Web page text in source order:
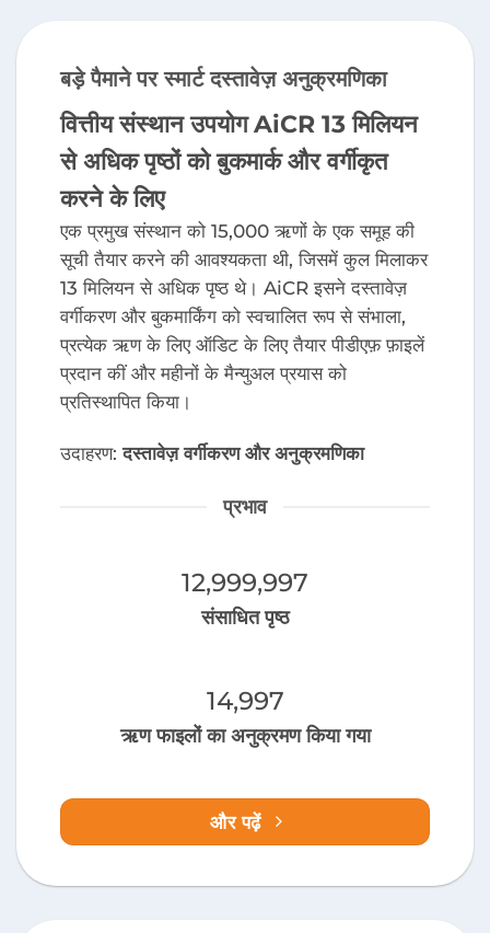
बड़े पैमाने पर स्मार्ट दस्तावेज़ अनुक्रमणिका
वित्तीय संस्थान उपयोग AiCR 13 मिलियन
से अधिक पृष्ठों को बुकमार्क और वर्गीकृत
करने के लिए
एक प्रमुख संस्थान को 15,000 ऋणों के एक समूह की
सूची तैयार करने की आवश्यकता थी, जिसमें कुल मिलाकर
13 मिलियन से अधिक पृष्ठ थे। AiCR इसने दस्तावेज़
वर्गीकरण और बुकमार्किंग को स्वचालित रूप से संभाला,
प्रत्येक ऋण के लिए ऑडिट के लिए तैयार पीडीएफ़ फ़ाइलें
प्रदान कीं और महीनों के मैन्युअल प्रयास को
प्रतिस्थापित किया।
उदाहरण:दस्तावेज़ वर्गीकरण और अनुक्रमणिका
प्रभाव
13,000,000
संसाधित पृष्ठ
15,000
ऋण फाइलों का अनुक्रमण किया गया
और पढ़ें